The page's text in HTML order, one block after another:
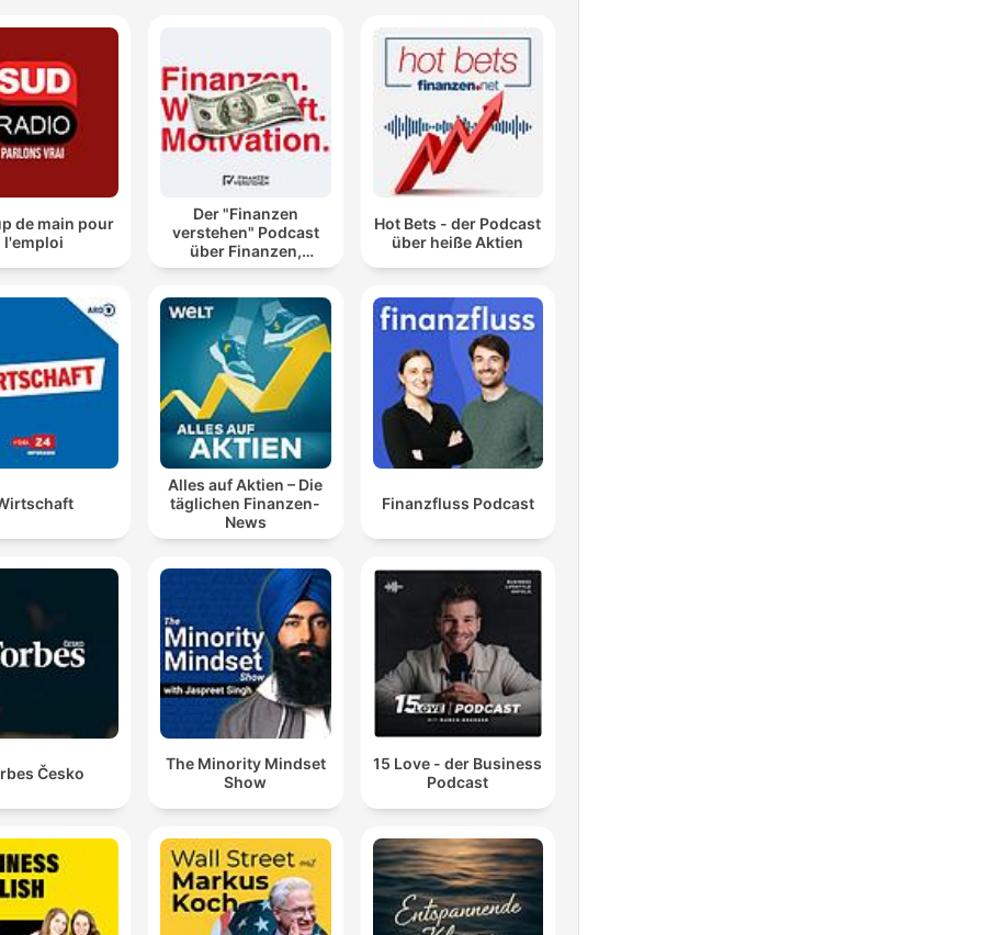
de main pour
l'emploi
Der "Finanzen
verstehen" Podcast
über Finanzen,
Wirtschaft und
Hot Bets - der Podcast
über heiße Aktien
Alles auf Aktien – Die
täglichen Finanzen-
News
Finanzfluss Podcast
Česko
The Minority Mindset
Show
15 Love - der Business
Podcast